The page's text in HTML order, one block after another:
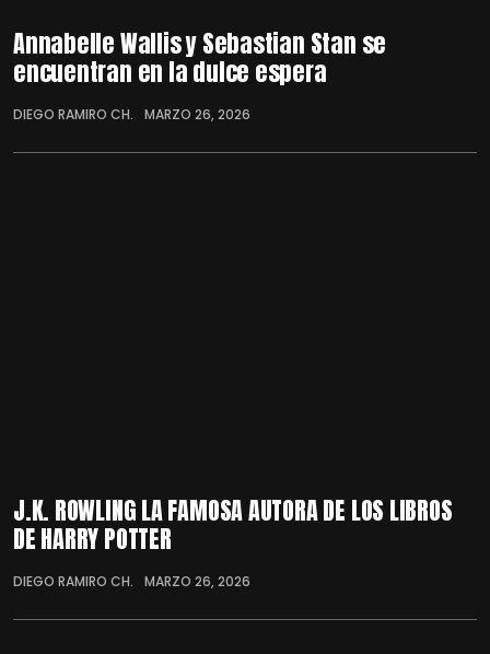
Annabelle Wallis y Sebastian Stan se
encuentran en la dulce espera
DIEGO RAMIRO CH. MARZO 26, 2026
J.K. ROWLING LA FAMOSA AUTORA DE LOS LIBROS
DE HARRY POTTER
DIEGO RAMIRO CH. MARZO 26, 2026